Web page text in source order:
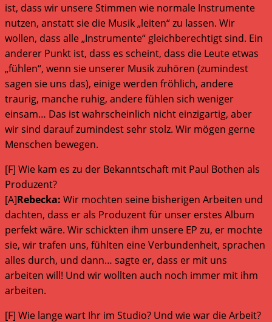
ist, dass wir unsere Stimmen wie normale Instrumente
nutzen, anstatt sie die Musik „leiten“ zu lassen. Wir
wollen, dass alle „Instrumente“ gleichberechtigt sind. Ein
anderer Punkt ist, dass es scheint, dass die Leute etwas
„fühlen“, wenn sie unserer Musik zuhören (zumindest
sagen sie uns das), einige werden fröhlich, andere
traurig, manche ruhig, andere fühlen sich weniger
einsam… Das ist wahrscheinlich nicht einzigartig, aber
wir sind darauf zumindest sehr stolz. Wir mögen gerne
Menschen bewegen.
[F] Wie kam es zu der Bekanntschaft mit Paul Bothen als
Produzent?
[A]Rebecka: Wir mochten seine bisherigen Arbeiten und
dachten, dass er als Produzent für unser erstes Album
perfekt wäre. Wir schickten ihm unsere EP zu, er mochte
sie, wir trafen uns, fühlten eine Verbundenheit, sprachen
alles durch, und dann… sagte er, dass er mit uns
arbeiten will! Und wir wollten auch noch immer mit ihm
arbeiten.
[F] Wie lange wart Ihr im Studio? Und wie war die Arbeit?